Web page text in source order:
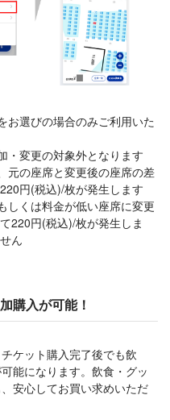
お選びの場合のみご利用いた
・変更の対象外となります
元の座席と変更後の座席の差
円(税込)/枚が発生します
しくは料金が低い座席に変更
220円(税込)/枚が発生しま
ん
購入が可能！
ケット購入完了後でも飲
能になります。飲食・グッ
安心してお買い求めいただ